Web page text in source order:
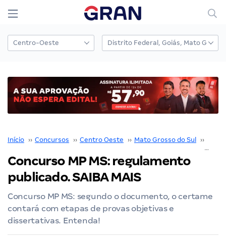
Início ›› Concursos ›› Centro Oeste ›› Mato Grosso do Sul ››
Concurso MP MS: regulamento
publicado. SAIBA MAIS
Concurso MP MS: segundo o documento, o certame
contará com etapas de provas objetivas e
dissertativas. Entenda!